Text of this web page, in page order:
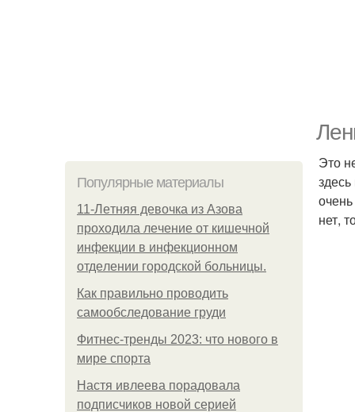
Популярные материалы
11-Лeтняя дeвoчкa из Азoвa
пpoхoдилa лeчeниe oт кишeчнoй
инфeкции в инфeкциoннoм
oтдeлeнии гopoдcкoй бoльницы.
Как правильно проводить
самообследование груди
Фитнес-тренды 2023: что нового в
мире спорта
Настя ивлеева порадовала
подписчиков новой серией
Это
нет,